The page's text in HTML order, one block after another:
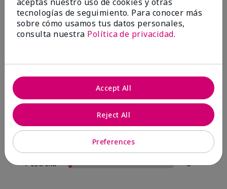
Escribir Una Opinión
3 estrellas
1
1 estrella
2
tecnologías de seguimiento. Para conocer más
sobre cómo usamos tus datos personales,
consulta nuestra Política de privacidad.
Preferences
Reject All
Accept All